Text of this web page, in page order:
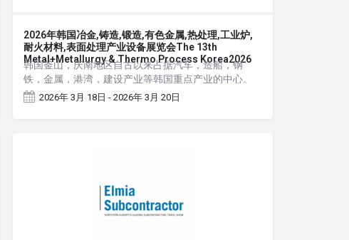
2026年韩国冶金,铸造,锻造,有色金属,热处理,工业炉,
耐火材料,表面处理产业设备展览会The 13th
Metal+Metallurgy & Thermo Process Korea2026
韩国釜山，庆南地区自古以来占据汽车，造船，钢
铁，金属，港湾，建设产业等韩国重点产业的中心。
焊接及钣金,切割及激光设备业界的美味厂商可在此发
2026年 3月 18日 - 2026年 3月 20日